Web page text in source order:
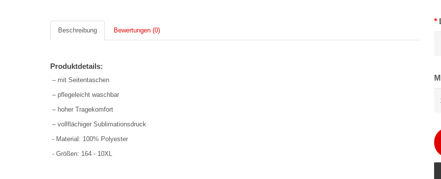
Beschreibung Bewertungen (0)
Produktdetails:
– mit Seitentaschen
– pflegeleicht waschbar
– hoher Tragekomfort
– vollflächiger Sublimationsdruck
- Material: 100% Polyester
- Größen: 164 - 10XL